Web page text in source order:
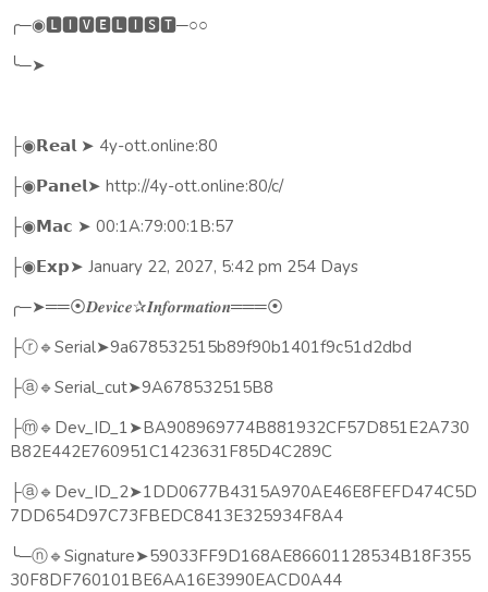
╭─◉🅻🅸🆅🅴🅻🅸🆂🆃─○○
╰─➤
├◉𝗥𝗲𝗮𝗹 ➤ 4y-ott.online:80
├◉𝗣𝗮𝗻𝗲𝗹➤ http://4y-ott.online:80/c/
├◉𝗠𝗮𝗰 ➤ 00:1A:79:00:1B:57
├◉𝗘𝘅𝗽➤ January 22, 2027, 5:42 pm 254 Days
╭─➤══⦿𝑫𝒆𝒗𝒊𝒄𝒆✰𝑰𝒏𝒇𝒐𝒓𝒎𝒂𝒕𝒊𝒐𝒏═══⦿
├ⓡ🔹Serial➤9a678532515b89f90b1401f9c51d2dbd
├ⓐ🔹Serial_cut➤9A678532515B8
├ⓜ🔹 Dev_ID_1➤BA908969774B881932CF57D851E2A730
B82E442E760951C1423631F85D4C289C
├ⓐ🔹 Dev_ID_2➤1DD0677B4315A970AE46E8FEFD474C5D
7DD654D97C73FBEDC8413E325934F8A4
╰─ⓝ🔹Signature➤59033FF9D168AE86601128534B18F355
30F8DF760101BE6AA16E3990EACD0A44